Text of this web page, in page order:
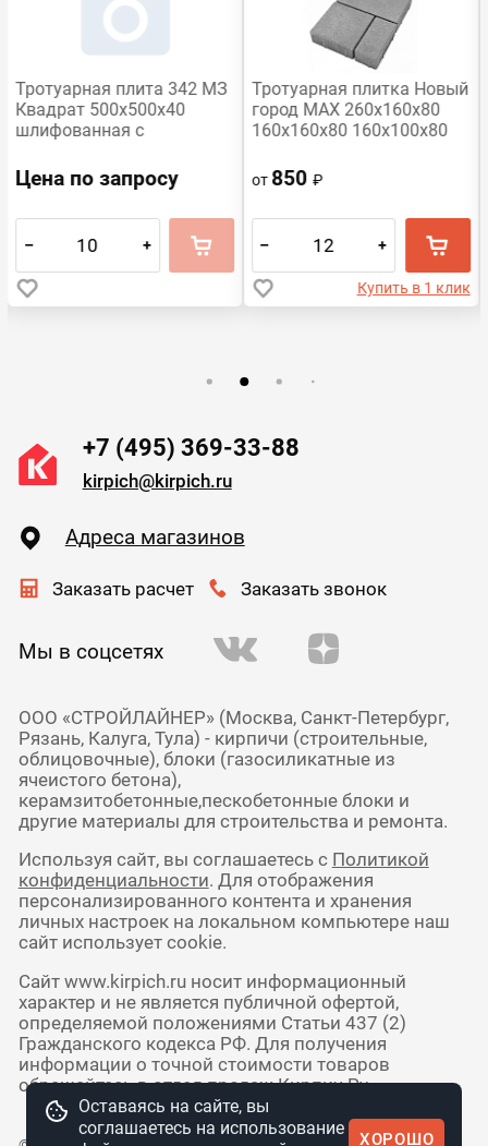
Тротуарная плита 342 МЗ
Квадрат 500x500х40
шлифованная с
Красный
Цена по запросу
– +
Тротуарная плитка Новый
город MAX 260х160х80
160х160х80 160х100х80
от 850₽
– +
Купить в 1 клик
+7 (495) 369-33-88
kirpich@kirpich.ru
Адреса магазинов
Заказать расчет Заказать звонок
Мы в соцсетях
ООО «СТРОЙЛАЙНЕР» (Москва, Санкт-Петербург,
Рязань, Калуга, Тула) - кирпичи (строительные,
облицовочные), блоки (газосиликатные из
ячеистого бетона),
керамзитобетонные,пескобетонные блоки и
другие материалы для строительства и ремонта.
Используя сайт, вы соглашаетесь с Политикой
конфиденциальности. Для отображения
персонализированного контента и хранения
личных настроек на локальном компьютере наш
сайт использует cookie.
Сайт www.kirpich.ru носит информационный
характер и не является публичной офертой,
определяемой положениями Статьи 437 (2)
Гражданского кодекса РФ. Для получения
информации о точной стоимости товаров
обращайтесь в отдел продаж Кирпич Ру.
Оставаясь на сайте, вы
соглашаетесь на использование
ХОРОШО